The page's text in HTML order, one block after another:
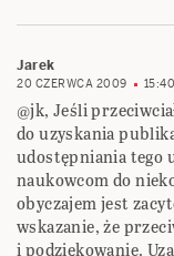
Jarek
20 CZERWCA 2009 15:40
@jk, Jeśli
do uzyskania
udostępniania tego
naukowcom do
obyczajem jest
wskazanie, że
i podziękowanie.